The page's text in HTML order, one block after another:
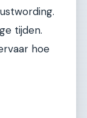
tijden.
hoe